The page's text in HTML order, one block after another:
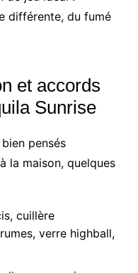
différente, du fumé
et accords
Sunrise
pensés
la maison, quelques
cuillère
verre highball,